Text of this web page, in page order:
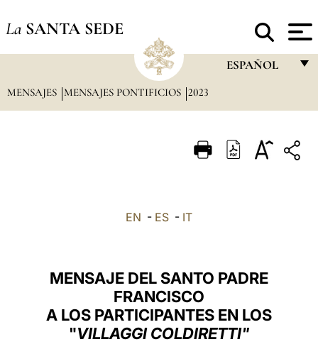
La SANTA SEDE
ESPAÑOL
ITALIANO
العربيّة
中文
LATINE
MENSAJES MENSAJES PONTIFICIOS 2023
EN - ES - IT
MENSAJE DEL SANTO PADRE
FRANCISCO
A LOS PARTICIPANTES EN LOS
"VILLAGGI COLDIRETTI"